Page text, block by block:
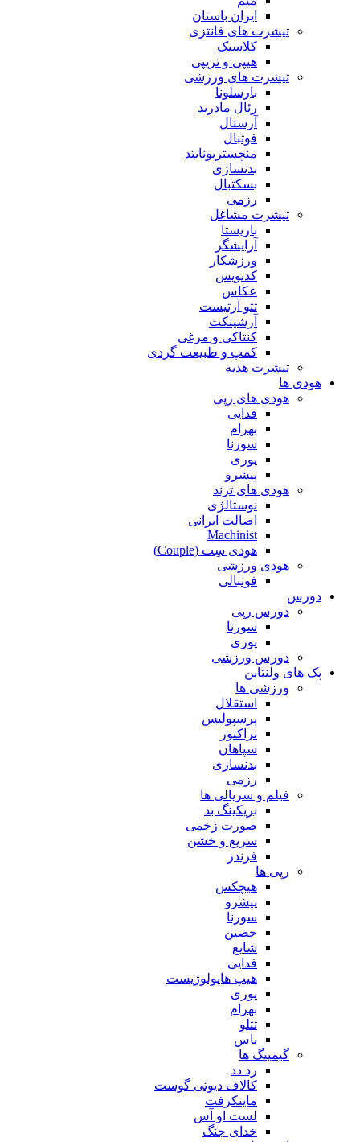
ایران باستان
تیشرت های فانتزی
کلاسیک
هیپی و تریپی
تیشرت های ورزشی
بارسلونا
رئال مادرید
آرسنال
فوتبال
منچستریونایتد
بدنسازی
بسکتبال
رزمی
تیشرت مشاغل
باریستا
آرایشگر
ورزشکار
کدنویس
عکاس
تتو آرتیست
آرشیتکت
کنتاکی و مرغی
کمپ و طبیعت گردی
تیشرت هدیه
هودی ها
هودی های رپی
فدایی
بهرام
سورنا
پوری
پیشرو
هودی های ترند
نوستالژی
اصالت ایرانی
Machinist
هودی سِت (Couple)
هودی ورزشی
فوتبالی
دورس
دورس رپی
سورنا
پوری
دورس ورزشی
پک های ولنتاین
ورزشی ها
استقلال
پرسپولیس
تراکتور
سپاهان
بدنسازی
رزمی
فیلم و سریالی ها
بریکینگ بد
صورت زخمی
سریع و خشن
فرندز
رپی ها
هیچکس
پیشرو
سورنا
حصین
شایع
فدایی
هیپ هاپولوژیست
پوری
بهرام
تتلو
یاس
گیمینگ ها
رد دد
کالاف دیوتی گوست
ماینکرفت
لست او آس
خدای جنگ